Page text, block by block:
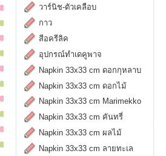
วาร์นิช-ตัวเคลือบ
กาว
สีอครีลิค
อุปกรณ์ทำเดคูพาจ
Napkin 33x33 cm ดอกกุหลาบ
Napkin 33x33 cm ดอกไม้
Napkin 33x33 cm Marimekko
Napkin 33x33 cm คันทรี่
Napkin 33x33 cm ผลไม้
Napkin 33x33 cm ลายทะเล